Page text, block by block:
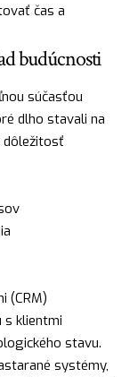
čas a
budúcnosti
súčasťou
dlho stavali na
dôležitosť
(CRM)
s klientmi
stavu.
systémy,